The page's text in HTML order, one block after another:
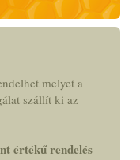
melyet a
szállít ki az
értékű rendelés